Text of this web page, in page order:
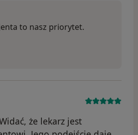
to nasz priorytet.
że lekarz jest